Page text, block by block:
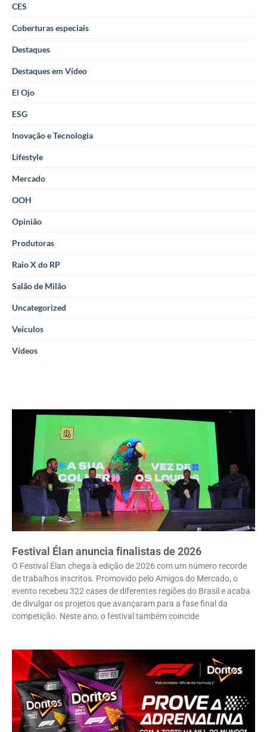
CES
Coberturas especiais
Destaques
Destaques em Vídeo
El Ojo
ESG
Inovação e Tecnologia
Lifestyle
Mercado
OOH
Opinião
Produtoras
Raio X do RP
Salão de Milão
Uncategorized
Veículos
Vídeos
Festival Élan anuncia finalistas de 2026
O Festival Élan chega à edição de 2026 com um número recorde
de trabalhos inscritos. Promovido pelo Amigos do Mercado, o
evento recebeu 322 cases de diferentes regiões do Brasil e acaba
de divulgar os projetos que avançaram para a fase final da
competição. Neste ano, o festival também coincide